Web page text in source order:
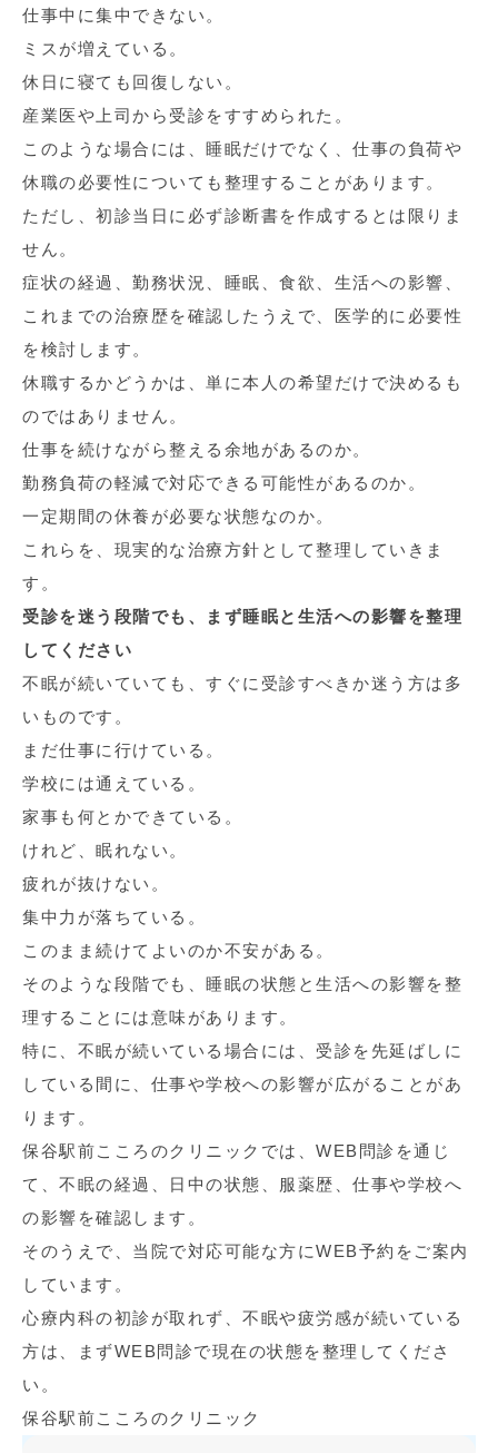
仕事中に集中できない。
ミスが増えている。
休日に寝ても回復しない。
産業医や上司から受診をすすめられた。
このような場合には、睡眠だけでなく、仕事の負荷や
休職の必要性についても整理することがあります。
ただし、初診当日に必ず診断書を作成するとは限りま
せん。
症状の経過、勤務状況、睡眠、食欲、生活への影響、
これまでの治療歴を確認したうえで、医学的に必要性
を検討します。
休職するかどうかは、単に本人の希望だけで決めるも
のではありません。
仕事を続けながら整える余地があるのか。
勤務負荷の軽減で対応できる可能性があるのか。
一定期間の休養が必要な状態なのか。
これらを、現実的な治療方針として整理していきま
す。
受診を迷う段階でも、まず睡眠と生活への影響を整理
してください
不眠が続いていても、すぐに受診すべきか迷う方は多
いものです。
まだ仕事に行けている。
学校には通えている。
家事も何とかできている。
けれど、眠れない。
疲れが抜けない。
集中力が落ちている。
このまま続けてよいのか不安がある。
そのような段階でも、睡眠の状態と生活への影響を整
理することには意味があります。
特に、不眠が続いている場合には、受診を先延ばしに
している間に、仕事や学校への影響が広がることがあ
ります。
保谷駅前こころのクリニックでは、WEB問診を通じ
て、不眠の経過、日中の状態、服薬歴、仕事や学校へ
の影響を確認します。
そのうえで、当院で対応可能な方にWEB予約をご案内
しています。
心療内科の初診が取れず、不眠や疲労感が続いている
方は、まずWEB問診で現在の状態を整理してくださ
い。
保谷駅前こころのクリニック